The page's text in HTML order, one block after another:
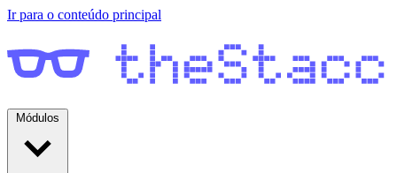
Ir para o conteúdo principal